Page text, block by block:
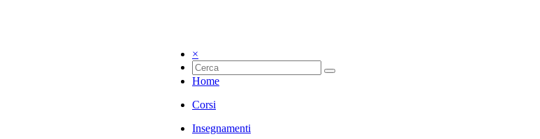
×
Home
Corsi
Insegnamenti